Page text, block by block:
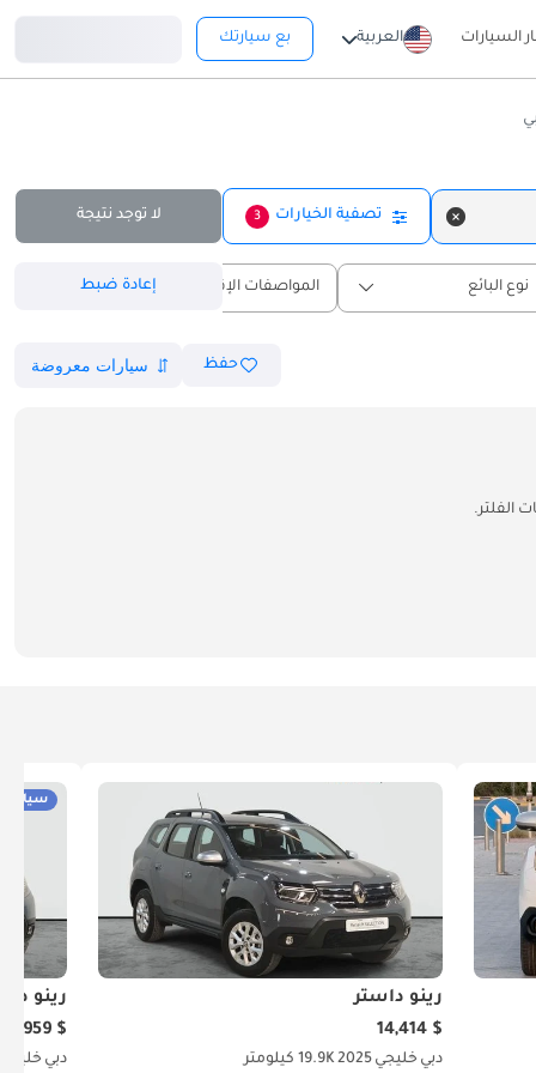
السيارات العربية بع سيارتك
تصفية الخيارات 3 لا توجد نتيجة
نوع البائع المواصفات الإقليمية إعادة ضبط
حفظ
الفلتر.
رينو داستر
$ 14,414
دبي خليجي 202519.9K كيلومتر
رينو
$ 14,959
دبي خليجي